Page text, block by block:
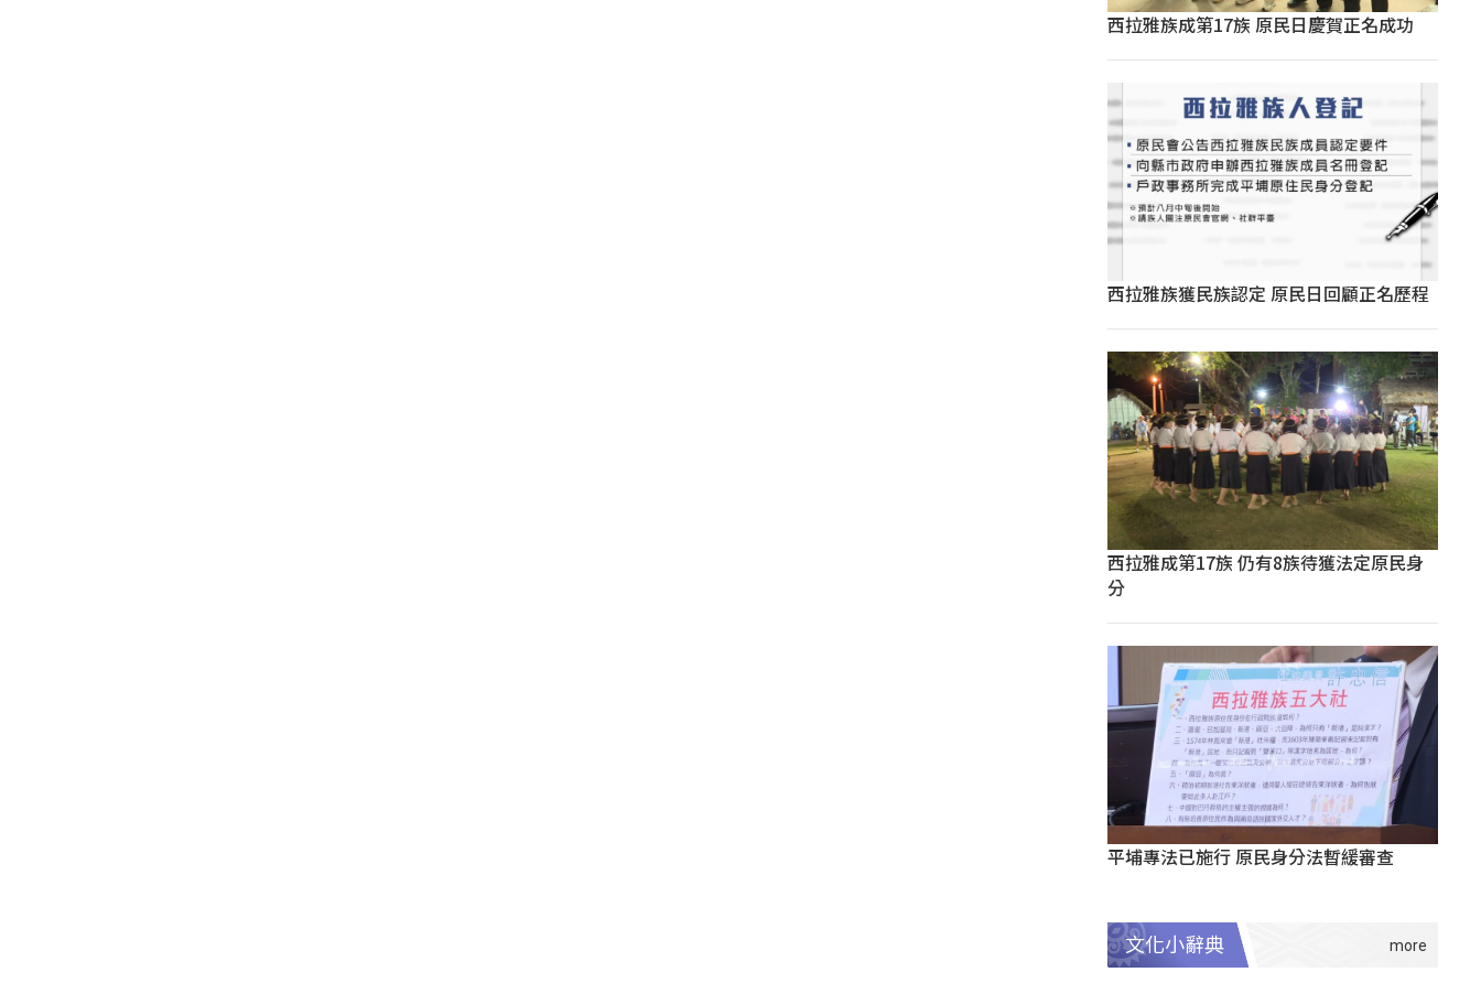
西拉雅族成第17族 原民日慶賀正名成功
西拉雅族獲民族認定 原民日回顧正名歷程
西拉雅成第17族 仍有8族待獲法定原民身
分
平埔專法已施行 原民身分法暫緩審查
文化小辭典